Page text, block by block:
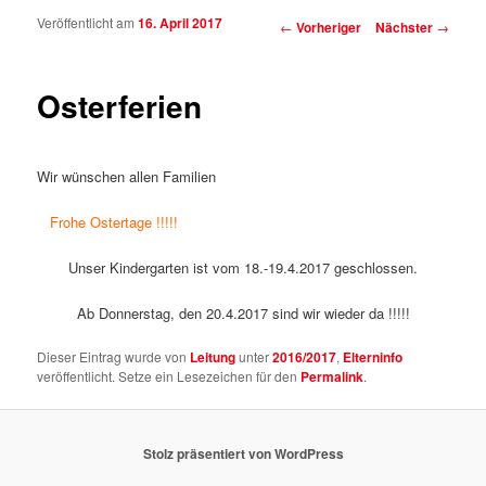
Beitragsnavigation
← Vorheriger Nächster →
Osterferien
Veröffentlicht am16. April 2017
Wir wünschen allen Familien
Frohe Ostertage !!!!!
Unser Kindergarten ist vom 18.-19.4.2017 geschlossen.
Ab Donnerstag, den 20.4.2017 sind wir wieder da !!!!!
Dieser Eintrag wurde von Leitungunter2016/2017, Elterninfo
veröffentlicht. Setze ein Lesezeichen für den Permalink.
Stolz präsentiert von WordPress